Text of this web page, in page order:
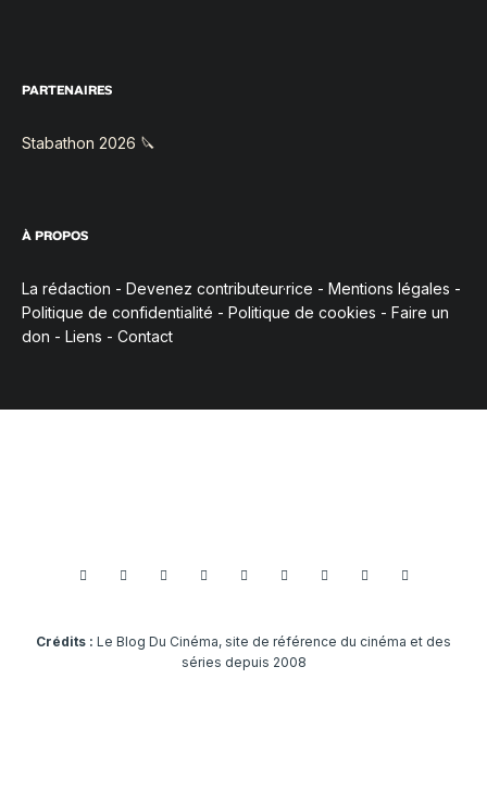
PARTENAIRES
Stabathon 2026 🔪
À PROPOS
La rédaction - Devenez contributeur·rice - Mentions légales -
Politique de confidentialité - Politique de cookies - Faire un
don - Liens - Contact
Crédits : Le Blog Du Cinéma, site de référence du cinéma et des
séries depuis 2008